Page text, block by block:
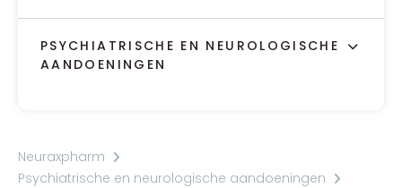
PSYCHIATRISCHE EN NEUROLOGISCHE
AANDOENINGEN
Neuraxpharm
Psychiatrische en neurologische aandoeningen